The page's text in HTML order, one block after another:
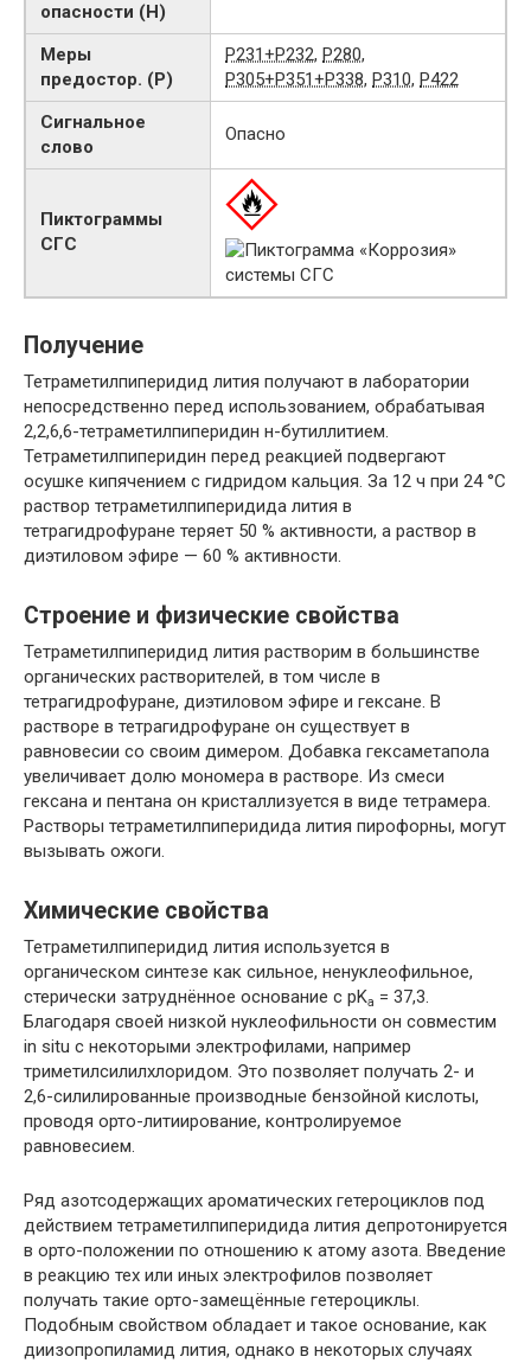
опасности (H)
Меры
предостор. (P)
P231+P232, P280,
P305+P351+P338, P310, P422
Сигнальное
слово
Опасно
Пиктограммы
СГС
Получение
Тетраметилпиперидид лития получают в лаборатории
непосредственно перед использованием, обрабатывая
2,2,6,6-тетраметилпиперидин н-бутиллитием.
Тетраметилпиперидин перед реакцией подвергают
осушке кипячением с гидридом кальция. За 12 ч при 24 °С
раствор тетраметилпиперидида лития в
тетрагидрофуране теряет 50 % активности, а раствор в
диэтиловом эфире — 60 % активности.
Строение и физические свойства
Тетраметилпиперидид лития растворим в большинстве
органических растворителей, в том числе в
тетрагидрофуране, диэтиловом эфире и гексане. В
растворе в тетрагидрофуране он существует в
равновесии со своим димером. Добавка гексаметапола
увеличивает долю мономера в растворе. Из смеси
гексана и пентана он кристаллизуется в виде тетрамера.
Растворы тетраметилпиперидида лития пирофорны, могут
вызывать ожоги.
Химические свойства
Тетраметилпиперидид лития используется в
органическом синтезе как сильное, ненуклеофильное,
стерически затруднённое основание с pKa = 37,3.
Благодаря своей низкой нуклеофильности он совместим
in situ с некоторыми электрофилами, например
триметилсилилхлоридом. Это позволяет получать 2- и
2,6-силилированные производные бензойной кислоты,
проводя орто-литиирование, контролируемое
равновесием.
Ряд азотсодержащих ароматических гетероциклов под
действием тетраметилпиперидида лития депротонируется
в орто-положении по отношению к атому азота. Введение
в реакцию тех или иных электрофилов позволяет
получать такие орто-замещённые гетероциклы.
Подобным свойством обладает и такое основание, как
диизопропиламид лития, однако в некоторых случаях